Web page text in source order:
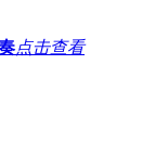
点击查看